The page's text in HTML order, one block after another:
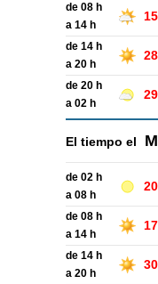
de 08 h
a 14 h
de 14 h
a 20 h
de 20 h
a 02 h
El tiempo el
de 02 h
a 08 h
de 08 h
a 14 h
de 14 h
a 20 h